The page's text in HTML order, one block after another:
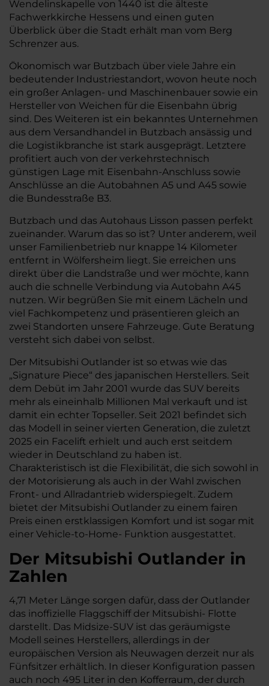
Wendelinskapelle von 1440 ist die älteste
Fachwerkkirche Hessens und einen guten
Überblick über die Stadt erhält man vom Berg
Schrenzer aus.
Ökonomisch war Butzbach über viele Jahre ein
bedeutender Industriestandort, wovon heute noch
ein großer Anlagen- und Maschinenbauer sowie ein
Hersteller von Weichen für die Eisenbahn übrig
sind. Des Weiteren ist ein bekanntes Unternehmen
aus dem Versandhandel in Butzbach ansässig und
die Logistikbranche ist stark ausgeprägt. Letztere
profitiert auch von der verkehrstechnisch
günstigen Lage mit Eisenbahn-Anschluss sowie
Anschlüsse an die Autobahnen A5 und A45 sowie
die Bundesstraße B3.
Butzbach und das Autohaus Lisson passen perfekt
zueinander. Warum das so ist? Unter anderem, weil
unser Familienbetrieb nur knappe 14 Kilometer
entfernt in Wölfersheim liegt. Sie erreichen uns
direkt über die Landstraße und wer möchte, kann
auch die schnelle Verbindung via Autobahn A45
nutzen. Wir begrüßen Sie mit einem Lächeln und
viel Fachkompetenz und präsentieren gleich an
zwei Standorten unsere Fahrzeuge. Gute Beratung
versteht sich dabei von selbst.
Der Mitsubishi Outlander ist so etwas wie das
„Signature Piece“ des japanischen Herstellers. Seit
dem Debüt im Jahr 2001 wurde das SUV bereits
mehr als eineinhalb Millionen Mal verkauft und ist
damit ein echter Topseller. Seit 2021 befindet sich
das Modell in seiner vierten Generation, die zuletzt
2025 ein Facelift erhielt und auch erst seitdem
wieder in Deutschland zu haben ist.
Charakteristisch ist die Flexibilität, die sich sowohl in
der Motorisierung als auch in der Wahl zwischen
Front- und Allradantrieb widerspiegelt. Zudem
bietet der Mitsubishi Outlander zu einem fairen
Preis einen erstklassigen Komfort und ist sogar mit
einer Vehicle-to-Home- Funktion ausgestattet.
Der Mitsubishi Outlander in
Zahlen
4,71 Meter Länge sorgen dafür, dass der Outlander
das inoffizielle Flaggschiff der Mitsubishi- Flotte
darstellt. Das Midsize-SUV ist das geräumigste
Modell seines Herstellers, allerdings in der
europäischen Version als Neuwagen derzeit nur als
Fünfsitzer erhältlich. In dieser Konfiguration passen
auch noch 495 Liter in den Kofferraum, der durch